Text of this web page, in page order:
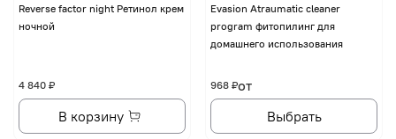
Reverse factor night Ретинол крем
ночной
4 840 ₽
В корзину
Evasion Atraumatic cleaner
program фитопилинг для
домашнего использования
от
968 ₽
Выбрать